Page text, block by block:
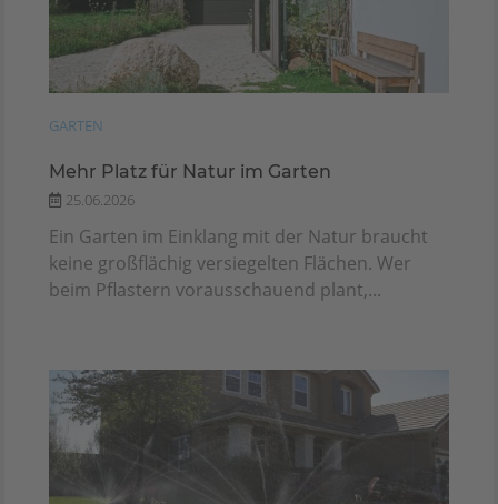
GARTEN
Mehr Platz für Natur im Garten
25.06.2026
Ein Garten im Einklang mit der Natur braucht
keine großflächig versiegelten Flächen. Wer
beim Pflastern vorausschauend plant,...